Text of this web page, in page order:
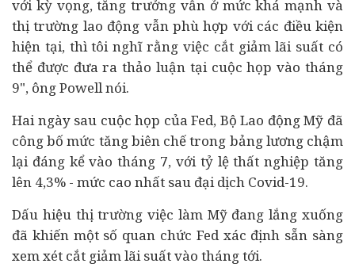
với kỳ vọng, tăng trưởng vẫn ở mức khá mạnh và
thị trường lao động vẫn phù hợp với các điều kiện
hiện tại, thì tôi nghĩ rằng việc cắt giảm lãi suất có
thể được đưa ra thảo luận tại cuộc họp vào tháng
9", ông Powell nói.
Hai ngày sau cuộc họp của Fed, Bộ Lao động Mỹ đã
công bố mức tăng biên chế trong bảng lương chậm
lại đáng kể vào tháng 7, với tỷ lệ thất nghiệp tăng
lên 4,3% - mức cao nhất sau đại dịch Covid-19.
Dấu hiệu thị trường việc làm Mỹ đang lắng xuống
đã khiến một số quan chức Fed xác định sẵn sàng
xem xét cắt giảm lãi suất vào tháng tới.